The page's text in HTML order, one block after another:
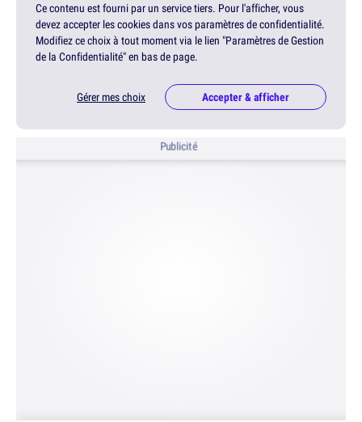
Ce contenu est fourni par un service tiers. Pour l'afficher, vous
devez accepter les cookies dans vos paramètres de confidentialité.
Modifiez ce choix à tout moment via le lien "Paramètres de Gestion
de la Confidentialité" en bas de page.
Gérer mes choix Accepter & afficher
Publicité